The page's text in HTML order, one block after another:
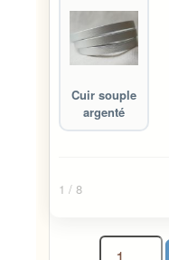
Cuir souple
argenté
1 / 8